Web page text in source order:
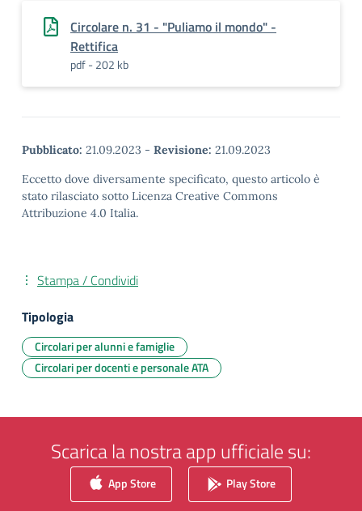
Circolare n. 31 - "Puliamo il mondo" -
Rettifica
pdf - 202 kb
Pubblicato: 21.09.2023 - Revisione: 21.09.2023
Eccetto dove diversamente specificato, questo articolo è
stato rilasciato sotto Licenza Creative Commons
Attribuzione 4.0 Italia.
Stampa / Condividi
Tipologia
Circolari per alunni e famiglie
Circolari per docenti e personale ATA
Scarica la nostra app ufficiale su:
App Store Play Store